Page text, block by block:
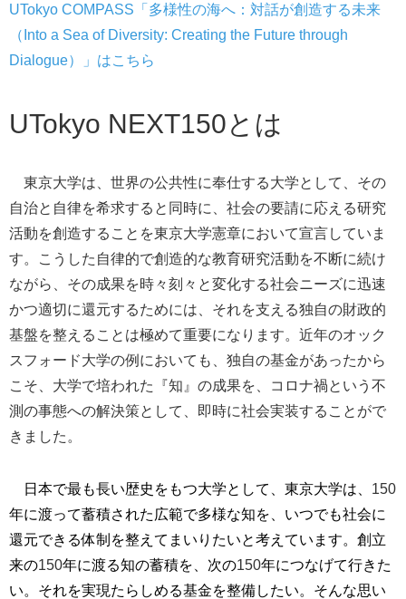
UTokyo COMPASS「多様性の海へ：対話が創造する未来
（Into a Sea of Diversity: Creating the Future through
Dialogue）
」はこちら
UTokyo NEXT150とは
東京大学は、世界の公共性に奉仕する大学として、その
自治と自律を希求すると同時に、社会の要請に応える研究
活動を創造することを東京大学憲章において宣言していま
す。こうした 自律的で創造的な教育研究活動を不断に続け
ながら、その成果を時々刻々 と変化する社会ニーズに迅速
かつ適切に還元するためには、それを支える独自の財政的
基盤を整えることは極めて重要になります。近年のオック
スフォード大学の例においても、独自の基金があったから
こそ、大学で培われた『知』の成果を、コロナ禍という不
測の事態への解決策として、即時に社会実装することがで
きました。
日本で最も長い歴史をもつ大学として、東京大学は、 150
年に渡って蓄積された広範で多様な知を、いつでも社会に
還元できる体制を整えてまいりたいと考えています。創立
来の150年に渡る知の蓄積を、次の150年につなげて行きた
い。それを実現たらしめる基金を整備したい。そんな思い